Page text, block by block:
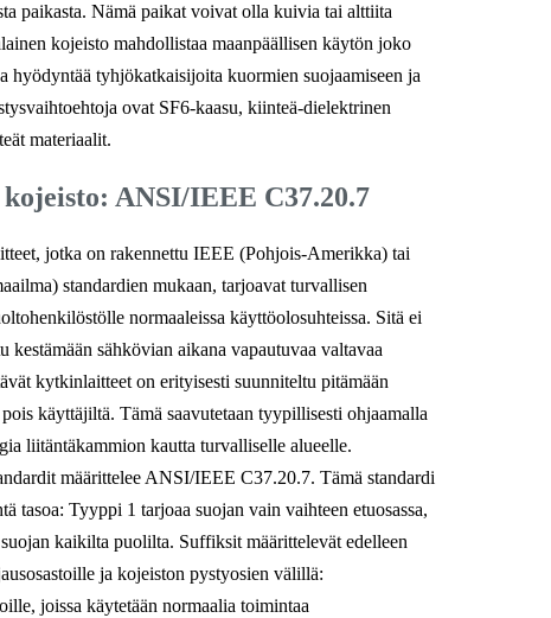
paikasta. Nämä paikat voivat olla kuivia tai alttiita
kojeisto mahdollistaa maanpäällisen käytön joko
hyödyntää tyhjökatkaisijoita kuormien suojaamiseen ja
ovat SF6-kaasu, kiinteä-dielektrinen
materiaalit.
ANSI/IEEE C37.20.7
jotka on rakennettu IEEE (Pohjois-Amerikka) tai
standardien mukaan, tarjoavat turvallisen
normaaleissa käyttöolosuhteissa. Sitä ei
kestämään sähkövian aikana vapautuvaa valtavaa
kytkinlaitteet on erityisesti suunniteltu pitämään
käyttäjiltä. Tämä saavutetaan tyypillisesti ohjaamalla
liitäntäkammion kautta turvalliselle alueelle.
määrittelee ANSI/IEEE C37.20.7. Tämä standardi
tasoa: Tyyppi 1 tarjoaa suojan vain vaihteen etuosassa,
kaikilta puolilta. Suffiksit määrittelevät edelleen
ja kojeiston pystyosien välillä:
joissa käytetään normaalia toimintaa